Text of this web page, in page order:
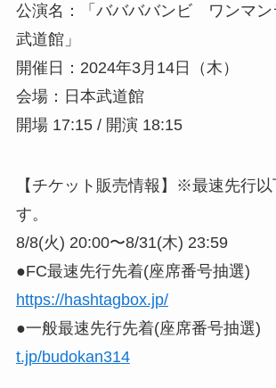
公演名：「ババババンビ ワンマン
武道館」
開催日：2024年3月14日（木）
会場：日本武道館
開場 17:15 / 開演 18:15
【チケット販売情報】※最速先行以
す。
8/8(火) 20:00〜8/31(木) 23:59
●FC最速先行先着(座席番号抽選)
https://hashtagbox.jp/
●一般最速先行先着(座席番号抽選)
t.jp/budokan314